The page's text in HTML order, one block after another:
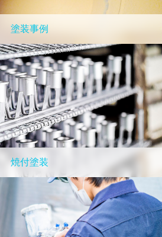
塗装事例
焼付塗装